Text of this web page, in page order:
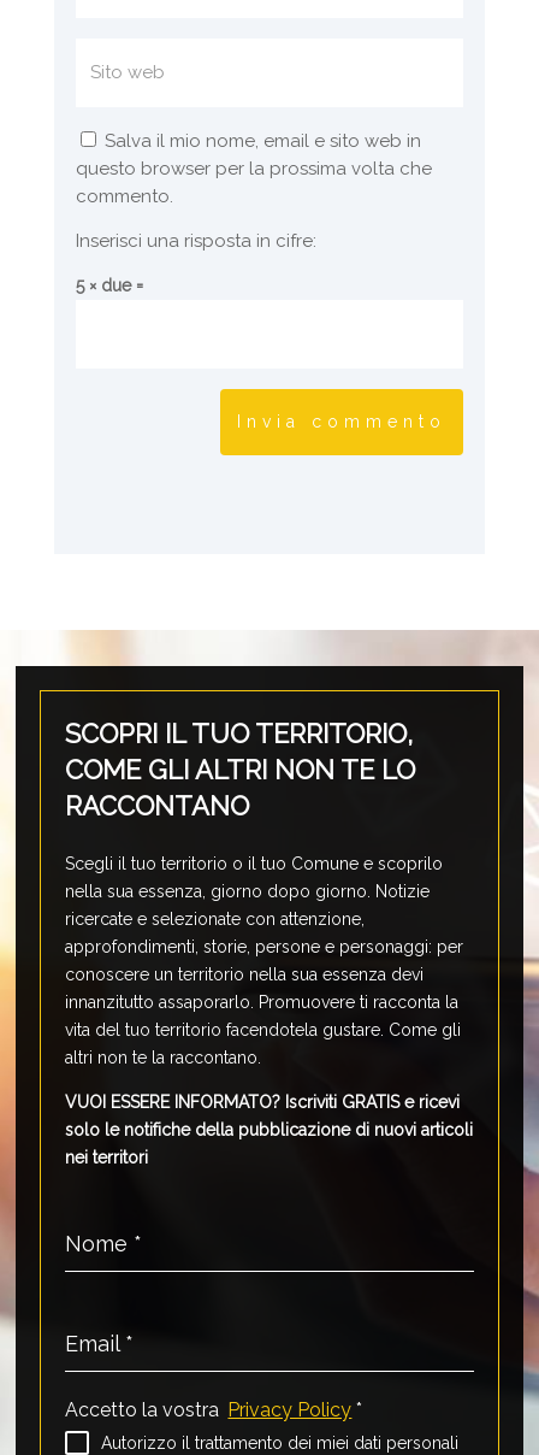
Salva il mio nome, email e sito web in
questo browser per la prossima volta che
commento.
Inserisci una risposta in cifre:
5 × due =
Invia commento
SCOPRI IL TUO TERRITORIO,
COME GLI ALTRI NON TE LO
RACCONTANO
Scegli il tuo territorio o il tuo Comune e scoprilo
nella sua essenza, giorno dopo giorno. Notizie
ricercate e selezionate con attenzione,
approfondimenti, storie, persone e personaggi: per
conoscere un territorio nella sua essenza devi
innanzitutto assaporarlo. Promuovere ti racconta la
vita del tuo territorio facendotela gustare. Come gli
altri non te la raccontano.
VUOI ESSERE INFORMATO? Iscriviti GRATIS e ricevi
solo le notifiche della pubblicazione di nuovi articoli
nei territori
Nome *
Email *
Accetto la vostra Privacy Policy *
Autorizzo il trattamento dei miei dati personali